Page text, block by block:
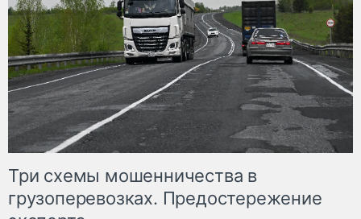
Три схемы мошенничества в
грузоперевозках. Предостережение